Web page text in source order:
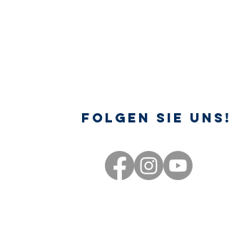
Folgen Sie uns!